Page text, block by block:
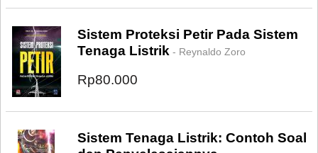
Sistem Proteksi Petir Pada Sistem
Tenaga Listrik - Reynaldo Zoro
Rp80.000
Sistem Tenaga Listrik: Contoh Soal